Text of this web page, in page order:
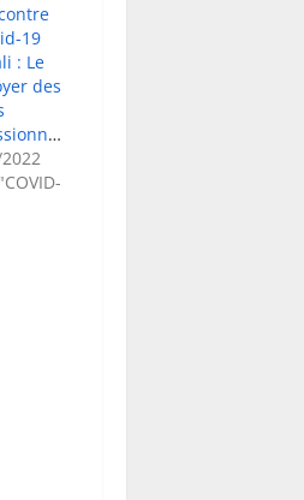
19
: Le
des
professionnels